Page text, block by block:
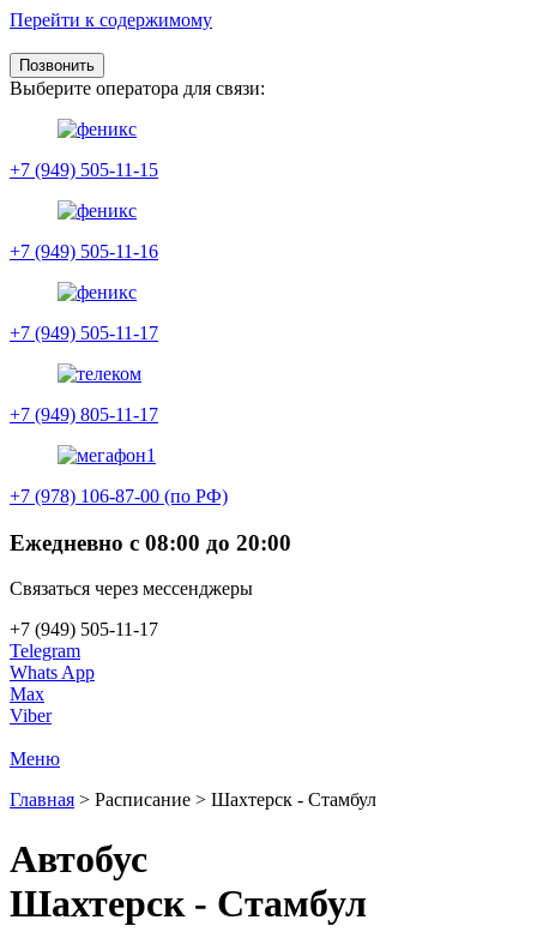
Перейти к содержимому
Позвонить
Выберите оператора для связи:
+7 (949) 505-11-15
+7 (949) 505-11-16
+7 (949) 505-11-17
+7 (949) 805-11-17
+7 (978) 106-87-00 (по РФ)
Ежедневно с 08:00 до 20:00
Связаться через мессенджеры
+7 (949) 505-11-17
Telegram
Whats App
Max
Viber
Меню
Главная > Расписание > Шахтерск - Стамбул
Автобус
Шахтерск - Стамбул